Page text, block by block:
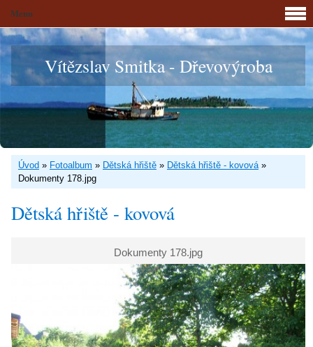
Vítězslav Smitka - Dřevovýroba
Úvod » Fotoalbum » Dětská hřiště » Dětská hřiště - kovová»
Dokumenty 178.jpg
Dětská hřiště - kovová
Dokumenty 178.jpg
Menu